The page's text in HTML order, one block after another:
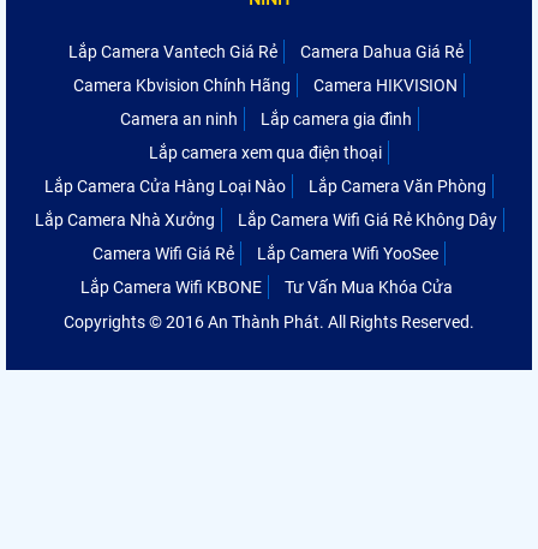
Lắp Camera Vantech Giá Rẻ
Camera Dahua Giá Rẻ
Camera Kbvision Chính Hãng
Camera HIKVISION
Camera an ninh
Lắp camera gia đình
Lắp camera xem qua điện thoại
Lắp Camera Cửa Hàng Loại Nào
Lắp Camera Văn Phòng
Lắp Camera Nhà Xưởng
Lắp Camera Wifi Giá Rẻ Không Dây
Camera Wifi Giá Rẻ
Lắp Camera Wifi YooSee
Lắp Camera Wifi KBONE
Tư Vấn Mua Khóa Cửa
Copyrights © 2016 An Thành Phát. All Rights Reserved.